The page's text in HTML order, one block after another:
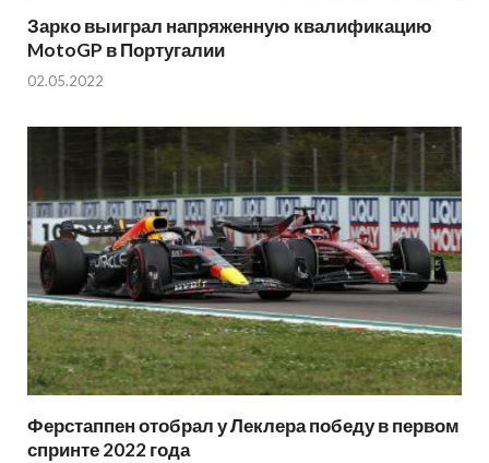
Зарко выиграл напряженную квалификацию
MotoGP в Португалии
02.05.2022
Ферстаппен отобрал у Леклера победу в первом
спринте 2022 года